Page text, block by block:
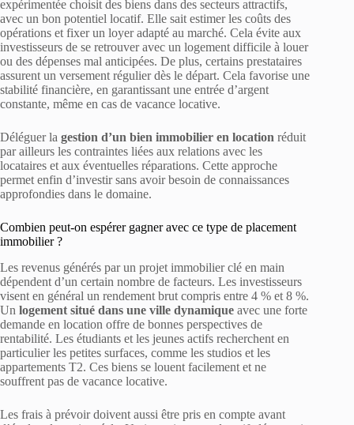
expérimentée choisit des biens dans des secteurs attractifs,
avec un bon potentiel locatif. Elle sait estimer les coûts des
opérations et fixer un loyer adapté au marché. Cela évite aux
investisseurs de se retrouver avec un logement difficile à louer
ou des dépenses mal anticipées. De plus, certains prestataires
assurent un versement régulier dès le départ. Cela favorise une
stabilité financière, en garantissant une entrée d’argent
constante, même en cas de vacance locative.
Déléguer la gestion d’un bien immobilier en location réduit
par ailleurs les contraintes liées aux relations avec les
locataires et aux éventuelles réparations. Cette approche
permet enfin d’investir sans avoir besoin de connaissances
approfondies dans le domaine.
Combien peut-on espérer gagner avec ce type de placement
immobilier ?
Les revenus générés par un projet immobilier clé en main
dépendent d’un certain nombre de facteurs. Les investisseurs
visent en général un rendement brut compris entre 4 % et 8 %.
Un logement situé dans une ville dynamique avec une forte
demande en location offre de bonnes perspectives de
rentabilité. Les étudiants et les jeunes actifs recherchent en
particulier les petites surfaces, comme les studios et les
appartements T2. Ces biens se louent facilement et ne
souffrent pas de vacance locative.
Les frais à prévoir doivent aussi être pris en compte avant